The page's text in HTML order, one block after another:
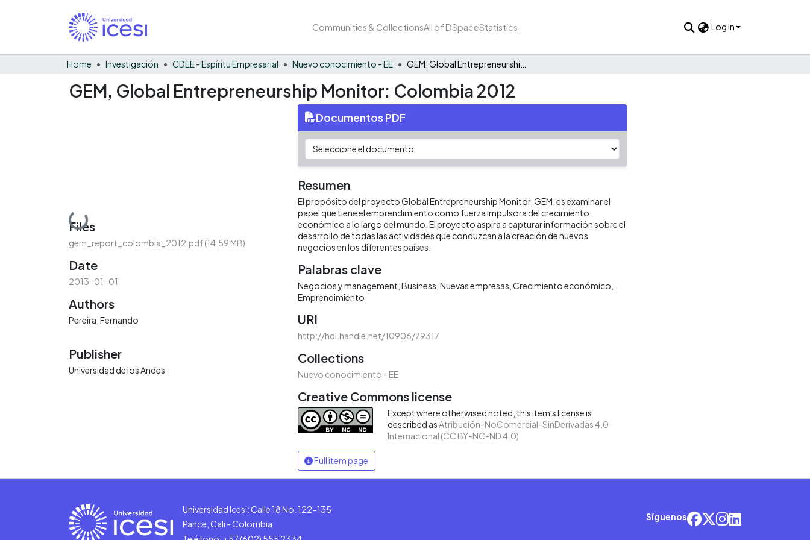
Communities & CollectionsAll of DSpaceStatistics Log In
Home Investigación CDEE - Espíritu Empresarial Nuevo conocimiento - EE
GEM, Global Entrepreneurship Monitor: Colombia 2012
Loading...
Files
gem_report_colombia_2012.pdf(14.59 MB)
Date
2013-01-01
Authors
Pereira, Fernando
Publisher
Universidad de los Andes
Documentos PDF
Resumen
El propósito del proyecto Global Entrepreneurship Monitor, GEM, es examinar el
papel que tiene el emprendimiento como fuerza impulsora del crecimiento
económico a lo largo del mundo. El proyecto aspira a capturar información sobre el
desarrollo de todas las actividades que conduzcan a la creación de nuevos
negocios en los diferentes países.
Palabras clave
Negocios y management Business Nuevas empresas Crecimiento económico
Emprendimiento
URI
http://hdl.handle.net/10906/79317
Collections
Nuevo conocimiento - EE
Creative Commons license
Except where otherwised noted, this item's license is
described as Atribución-NoComercial-SinDerivadas 4.0
Internacional (CC BY-NC-ND 4.0)
Full item page
Universidad Icesi: Calle 18 No. 122-135
Pance, Cali - Colombia
Síguenos